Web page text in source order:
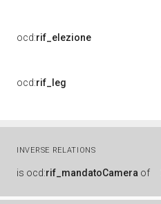
ocd:rif_elezione
ocd:rif_leg
INVERSE RELATIONS
is ocd:rif_mandatoCamera of